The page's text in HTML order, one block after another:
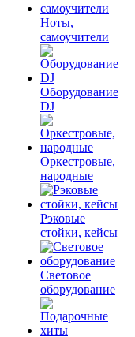
Ноты,
самоучители
Оборудование
DJ
Оркестровые,
народные
Рэковые
стойки, кейсы
Световое
оборудование